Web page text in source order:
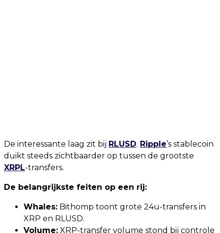
De interessante laag zit bij RLUSD. Ripple’s stablecoin
duikt steeds zichtbaarder op tussen de grootste
XRPL-transfers.
De belangrijkste feiten op een rij:
Whales: Bithomp toont grote 24u-transfers in
XRP en RLUSD.
Volume: XRP-transfer volume stond bij controle